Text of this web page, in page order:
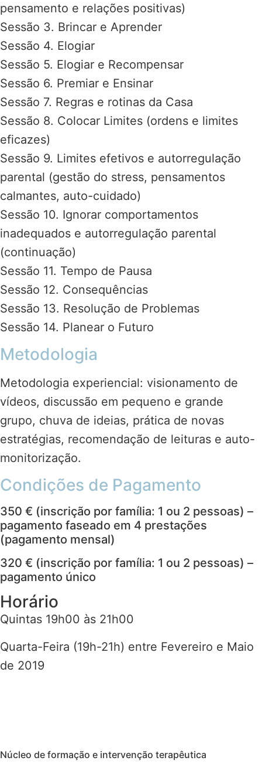
pensamento e relações positivas)
Sessão 3. Brincar e Aprender
Sessão 4. Elogiar
Sessão 5. Elogiar e Recompensar
Sessão 6. Premiar e Ensinar
Sessão 7. Regras e rotinas da Casa
Sessão 8. Colocar Limites (ordens e limites
eficazes)
Sessão 9. Limites efetivos e autorregulação
parental (gestão do stress, pensamentos
calmantes, auto-cuidado)
Sessão 10. Ignorar comportamentos
inadequados e autorregulação parental
(continuação)
Sessão 11. Tempo de Pausa
Sessão 12. Consequências
Sessão 13. Resolução de Problemas
Sessão 14. Planear o Futuro
Metodologia
Metodologia experiencial: visionamento de
vídeos, discussão em pequeno e grande
grupo, chuva de ideias, prática de novas
estratégias, recomendação de leituras e auto-
monitorização.
Condições de Pagamento
350 € (inscrição por família: 1 ou 2 pessoas) –
pagamento faseado em 4 prestações
(pagamento mensal)
320 € (inscrição por família: 1 ou 2 pessoas) –
pagamento único
Horário
Quintas 19h00 às 21h00
Quarta-Feira (19h-21h) entre Fevereiro e Maio
de 2019
Núcleo de formação e intervenção terapêutica